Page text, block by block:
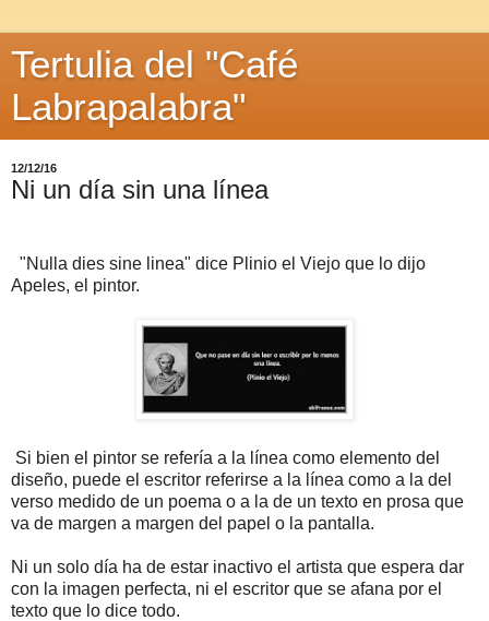
Tertulia del "Café
Labrapalabra"
12/12/16
Ni un día sin una línea
"Nulla dies sine linea" dice Plinio el Viejo que lo dijo
Apeles, el pintor.
Si bien el pintor se refería a la línea como elemento del
diseño, puede el escritor referirse a la línea como a la del
verso medido de un poema o a la de un texto en prosa que
va de margen a margen del papel o la pantalla.
Ni un solo día ha de estar inactivo el artista que espera dar
con la imagen perfecta, ni el escritor que se afana por el
texto que lo dice todo.